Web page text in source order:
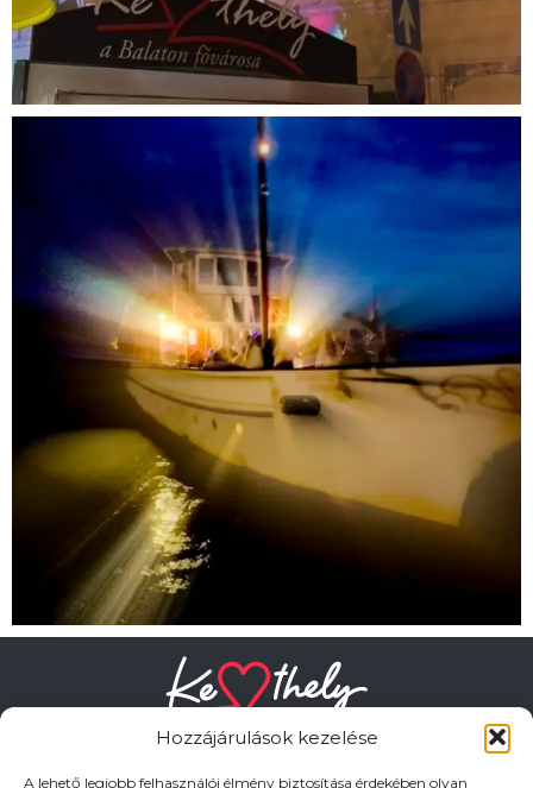
Hozzájárulások kezelése
A lehető legjobb felhasználói élmény biztosítása érdekében olyan